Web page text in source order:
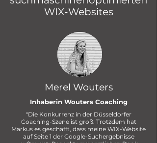
WIX-Websites
Merel Wouters
Inhaberin Wouters Coaching
"Die Konkurrenz in der Düsseldorfer
Coaching-Szene ist groß. Trotzdem hat
Markus es geschafft, dass meine WIX-Website
auf Seite 1 der Google-Suchergebnisse